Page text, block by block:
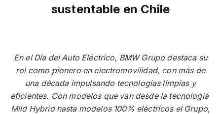
sustentable en Chile
En el Día del Auto Eléctrico, BMW Grupo destaca su
rol como pionero en electromovilidad, con más de
una década impulsando tecnologías limpias y
eficientes. Con modelos que van desde la tecnología
Mild Hybrid hasta modelos 100% eléctricos el Grupo,